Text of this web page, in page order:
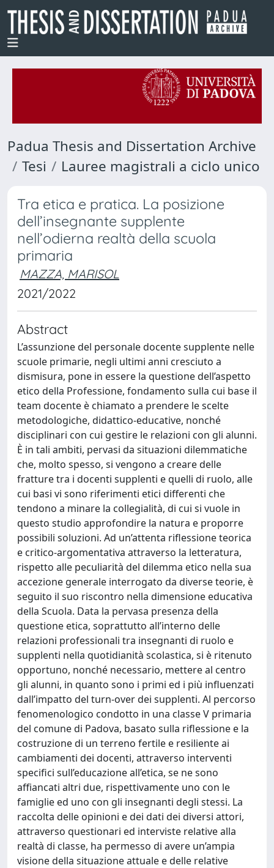
Padua Thesis and Dissertation Archive
Tesi
Lauree magistrali a ciclo unico
Tra etica e pratica. La posizione
dell’insegnante supplente
nell’odierna realtà della scuola
primaria
MAZZA, MARISOL
2021/2022
Abstract
L’assunzione del personale docente supplente nelle
scuole primarie, negli ultimi anni cresciuto a
dismisura, pone in essere la questione dell’aspetto
etico della Professione, fondamento sulla cui base il
team docente è chiamato a prendere le scelte
metodologiche, didattico-educative, nonché
disciplinari con cui gestire le relazioni con gli alunni.
È in tali ambiti, pervasi da situazioni dilemmatiche
che, molto spesso, si vengono a creare delle
fratture tra i docenti supplenti e quelli di ruolo, alle
cui basi vi sono riferimenti etici differenti che
tendono a minare la collegialità, di cui si vuole in
questo studio approfondire la natura e proporre
possibili soluzioni. Ad un’attenta riflessione teorica
e critico-argomentativa attraverso la letteratura,
rispetto alle peculiarità del dilemma etico nella sua
accezione generale interrogato da diverse teorie, è
seguito il suo riscontro nella dimensione educativa
della Scuola. Data la pervasa presenza della
questione etica, soprattutto all’interno delle
relazioni professionali tra insegnanti di ruolo e
supplenti nella quotidianità scolastica, si è ritenuto
opportuno, nonché necessario, mettere al centro
gli alunni, in quanto sono i primi ed i più influenzati
dall’impatto del turn-over dei supplenti. Al percorso
fenomenologico condotto in una classe V primaria
del comune di Padova, basato sulla riflessione e la
costruzione di un terreno fertile e resiliente ai
cambiamenti dei docenti, attraverso interventi
specifici sull’educazione all’etica, se ne sono
affiancati altri due, rispettivamente uno con le
famiglie ed uno con gli insegnanti degli stessi. La
raccolta delle opinioni e dei dati dei diversi attori,
attraverso questionari ed interviste relative alla
realtà di classe, ha permesso di avere un’ampia
visione della situazione attuale e delle relative